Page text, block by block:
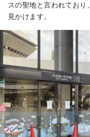
スの聖地と言われてお
見かけます。